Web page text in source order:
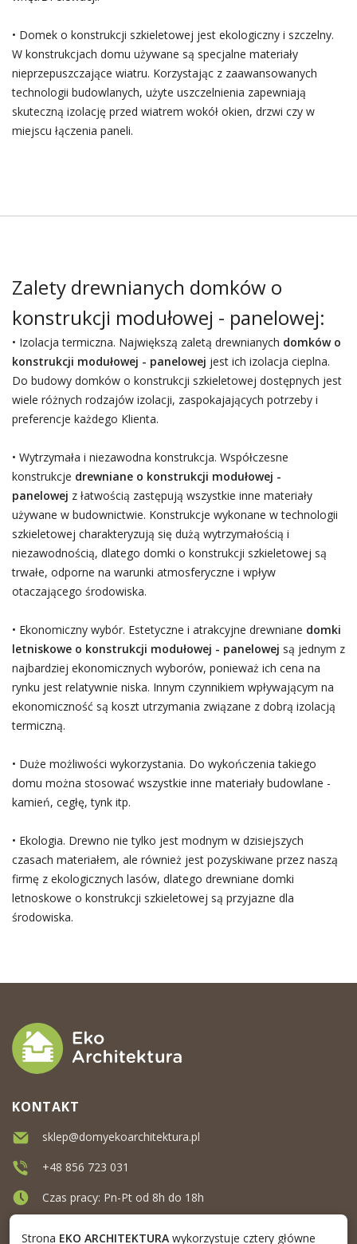
• Domek o konstrukcji szkieletowej jest ekologiczny i szczelny.
W konstrukcjach domu używane są specjalne materiały
nieprzepuszczające wiatru. Korzystając z zaawansowanych
technologii budowlanych, użyte uszczelnienia zapewniają
skuteczną izolację przed wiatrem wokół okien, drzwi czy w
miejscu łączenia paneli.
Zalety drewnianych domków o
konstrukcji modułowej - panelowej:
• Izolacja termiczna. Największą zaletą drewnianych domków o
konstrukcji modułowej - panelowej jest ich izolacja cieplna.
Do budowy domków o konstrukcji szkieletowej dostępnych jest
wiele różnych rodzajów izolacji, zaspokajających potrzeby i
preferencje każdego Klienta.
• Wytrzymała i niezawodna konstrukcja. Współczesne
konstrukcje drewniane o konstrukcji modułowej -
panelowej z łatwością zastępują wszystkie inne materiały
używane w budownictwie. Konstrukcje wykonane w technologii
szkieletowej charakteryzują się dużą wytrzymałością i
niezawodnością, dlatego domki o konstrukcji szkieletowej są
trwałe, odporne na warunki atmosferyczne i wpływ
otaczającego środowiska.
• Ekonomiczny wybór. Estetyczne i atrakcyjne drewniane domki
letniskowe o konstrukcji modułowej - panelowej są jednym z
najbardziej ekonomicznych wyborów, ponieważ ich cena na
rynku jest relatywnie niska. Innym czynnikiem wpływającym na
ekonomiczność są koszt utrzymania związane z dobrą izolacją
termiczną.
• Duże możliwości wykorzystania. Do wykończenia takiego
domu można stosować wszystkie inne materiały budowlane -
kamień, cegłę, tynk itp.
• Ekologia. Drewno nie tylko jest modnym w dzisiejszych
czasach materiałem, ale również jest pozyskiwane przez naszą
firmę z ekologicznych lasów, dlatego drewniane domki
letnoskowe o konstrukcji szkieletowej są przyjazne dla
środowiska.
KONTAKT
sklep@domyekoarchitektura.pl
+48 856 723 031
Czas pracy: Pn-Pt od 8h do 18h
Strona EKO ARCHITEKTURAwykorzystuje cztery główne